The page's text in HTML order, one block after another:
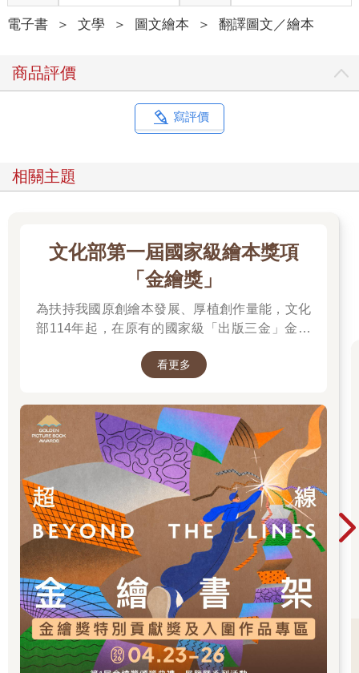
電子書 ＞ 文學 ＞ 圖文繪本 ＞ 翻譯圖文／繪本
商品評價
寫評價
相關主題
文化部第一屆國家級繪本獎項
「金繪獎」
為扶持我國原創繪本發展、厚植創作量能，文化
部114年起，在原有的國家級「出版三金」金鼎
獎、金漫獎、金典獎外，新增「金繪獎」，希望
促進台灣圖文出版的多元發展。獎項分為「特別
「跨域應用獎」、「年度繪本獎」，以及「金繪
大獎」。
看更多